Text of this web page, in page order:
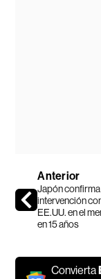
Anterior
Japón
intervención
EE.UU. en el
en 15 años
Convierta